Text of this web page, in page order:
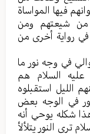
فیها المواساة
من شیعتهم ومن
روایة أخری من
في وجه نور ما
علیه السلام هم
اللیل استقبلوه
في الوجه بعض
شکله یوحي أنه
تری النور یتلألأ